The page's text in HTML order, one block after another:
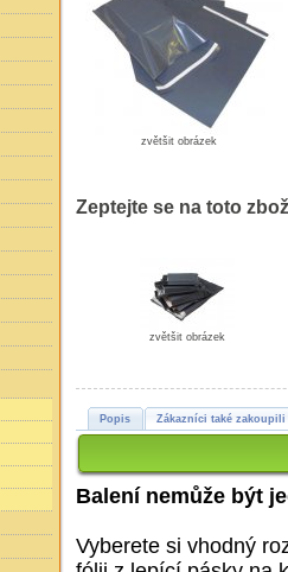
zvětšit obrázek
Zeptejte se na toto
zvětšit obrázek
Popis Zákazníci také zakoupili
Balení nemůže být
Vyberete si vhodný